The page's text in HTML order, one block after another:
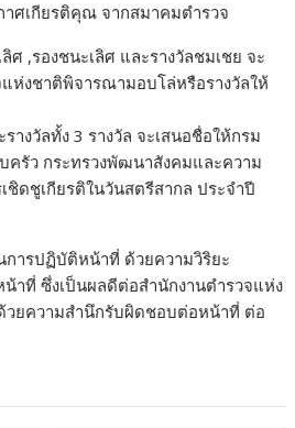
าศเกียรติคุณ จากสมาคมตำรวจ
ศ ,รองชนะเลิศ และรางวัลชมเชย จะ
ห่งชาติพิจารณามอบโล่หรือรางวัลให้
างวัลทั้ง 3 รางวัล จะเสนอชื่อให้กรม
ครัว กระทรวงพัฒนาสังคมและความ
ชิดชูเกียรติในวันสตรีสากล ประจำปี
การปฏิบัติหน้าที่ ด้วยความวิริยะ
าที่ ซึ่งเป็นผลดีต่อสำนักงานตำรวจแห่ง
วยความสำนึกรับผิดชอบต่อหน้าที่ ต่อ